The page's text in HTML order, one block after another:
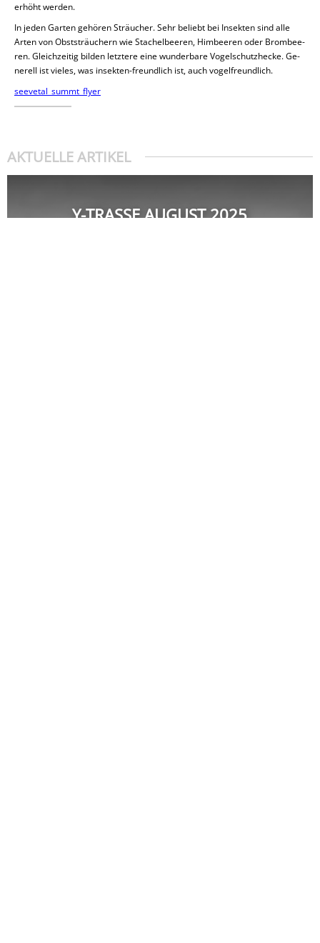
erhöht werden.
In jeden Garten gehören Sträu­cher. Sehr beliebt bei In­sek­ten sind alle
Arten von Obst­sträu­chern wie Sta­chel­bee­ren, Him­bee­ren oder Brom­bee­
ren. Gleich­zei­tig bilden letz­te­re eine wun­der­ba­re Vo­gel­schutz­he­cke. Ge­
ne­rell ist vieles, was in­sek­ten-freund­lich ist, auch vo­gel­freund­lich.
see­ve­tal_­summ­t_fly­er
AKTUELLE ARTIKEL
Y-TRASSE AUGUST 2025